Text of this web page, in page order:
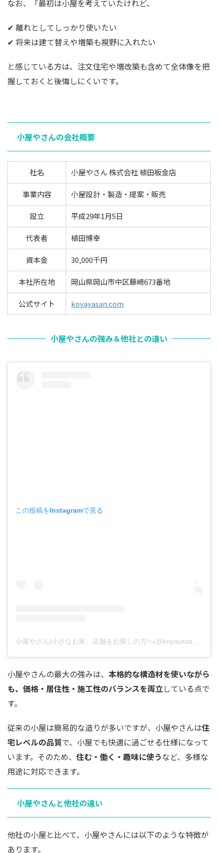
なお、「最初は小屋を考えていたけれど、
✔ 離れとしてしっかり使いたい
✔ 将来は建て替えや増築も視野に入れたい
と感じている方は、注文住宅や増改築も含めて全体像を把
握しておくと後悔しにくいです。
小屋やさんの会社概要
社名 小屋やさん 株式会社 植田板金店
事業内容 小屋設計・製造・提案・販売
設立 平成29年1月5日
代表者 植田博幸
資本金 30,000千円
本社所在地 岡山県岡山市中区藤崎673番地
公式サイト koyayasan.com
小屋やさんの強み＆他社との違い
この投稿をInstagramで見る
小屋やさん|小さなお家、店舗をお探しの方へ(@koyayasan_ubk)がシェアした投稿
小屋やさんの最大の強みは、 本格的な構造材を使いながら
も、価格・居住性・施工性のバランスを両立している点で
す。
従来の小屋は簡易的な造りが多いですが、小屋やさんは住
宅レベルの品質で、小屋でも快適に過ごせる仕様になって
います。そのため、 住む・働く・趣味に使うなど、多様な
用途に対応できます。
小屋やさんと他社の違い
他社の小屋と比べて、小屋やさんには以下のような特徴が
あります。